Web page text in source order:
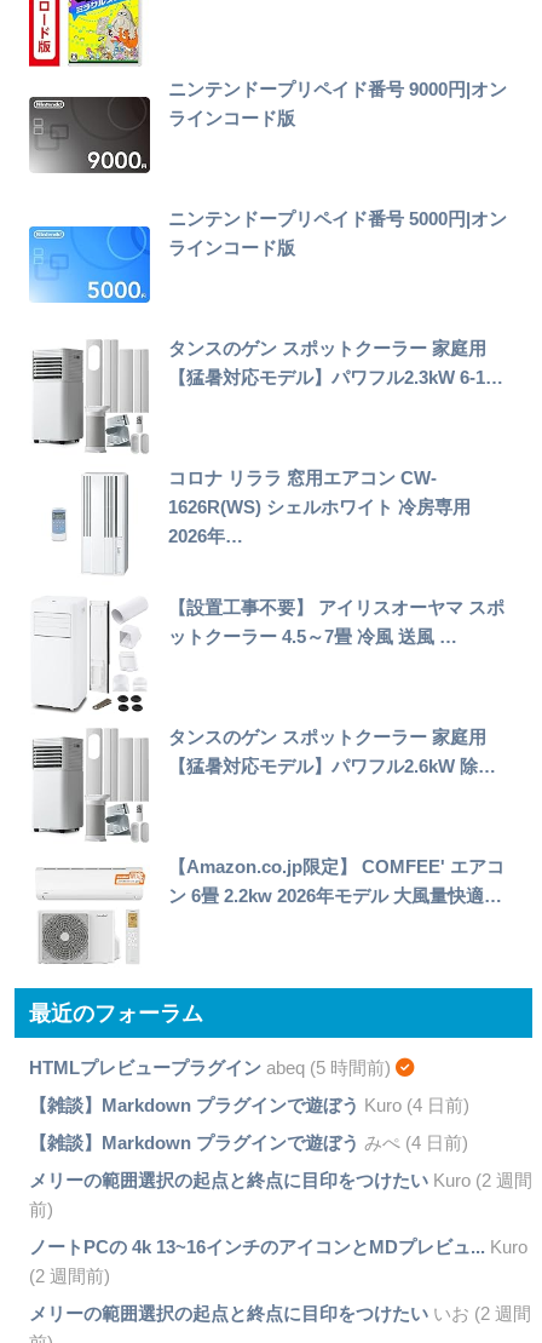
ニンテンドープリペイド番号 9000円|オン
ラインコード版
ニンテンドープリペイド番号 5000円|オン
ラインコード版
タンスのゲン スポットクーラー 家庭用
【猛暑対応モデル】パワフル2.3kW 6-1…
コロナ リララ 窓用エアコン CW-
1626R(WS) シェルホワイト 冷房専用
2026年…
【設置工事不要】 アイリスオーヤマ スポ
ットクーラー 4.5～7畳 冷風 送風 …
タンスのゲン スポットクーラー 家庭用
【猛暑対応モデル】パワフル2.6kW 除…
【Amazon.co.jp限定】 COMFEE' エアコ
ン 6畳 2.2kw 2026年モデル 大風量快適…
最近のフォーラム
HTMLプレビュープラグインabeq (5 時間前)
【雑談】Markdown プラグインで遊ぼう Kuro (4 日前)
【雑談】Markdown プラグインで遊ぼう みぺ (4 日前)
メリーの範囲選択の起点と終点に目印をつけたいKuro (2 週間
前)
ノートPCの 4k 13~16インチのアイコンとMDプレビュ... Kuro
(2 週間前)
メリーの範囲選択の起点と終点に目印をつけたいいお (2 週間